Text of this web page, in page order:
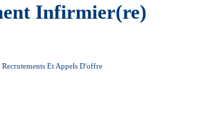
Infirmier(re)
Recrutements Et Appels D'offre